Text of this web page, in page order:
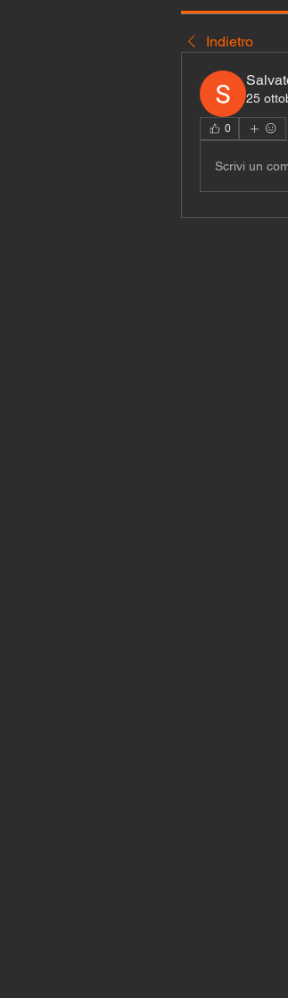
Indietro
25
0
Scrivi un